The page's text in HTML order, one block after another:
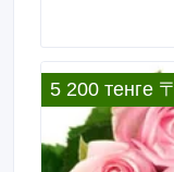
5 200 тенге 〒